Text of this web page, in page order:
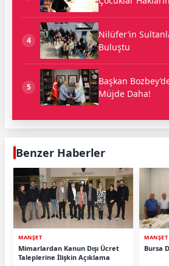
4
Nilüfer’in
Buluştu
5
Başkan
Müjde Daha!
Benzer Haberler
MANŞET
Mimarlardan Kanun Dışı Ücret
Taleplerine İlişkin Açıklama
MANŞET
Bursa